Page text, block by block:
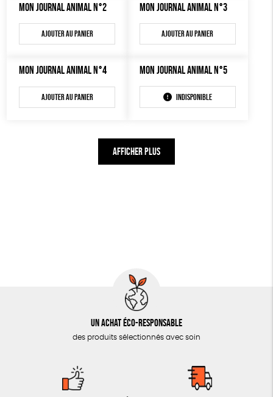
BADGES
MON JOURNAL ANIMAL N°2
Ajouter au panier
MON JOURNAL ANIMAL N°3
Ajouter au panier
MON JOURNAL ANIMAL N°4
Ajouter au panier
MON JOURNAL ANIMAL N°5
Indisponible
AFFICHER PLUS
Un achat éco-responsable
des produits sélectionnés avec soin